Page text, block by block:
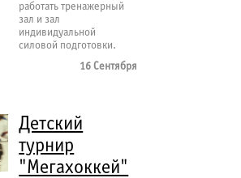
работать тренажерный
зал и зал
индивидуальной
силовой подготовки.
16 Сентября
Детский
турнир
"Мегахоккей"